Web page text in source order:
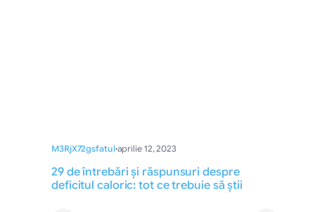
M3RjX72gsfatul·aprilie 12, 2023
29 de întrebări și răspunsuri despre
deficitul caloric: tot ce trebuie să știi